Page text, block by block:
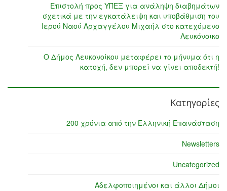
Επιστολή προς ΥΠΕΞ για ανάληψη διαβημάτων
σχετικά με την εγκατάλειψη και υποβάθμιση του
Ιερού Ναού Αρχαγγέλου Μιχαήλ στο κατεχόμενο
Λευκόνοικο
Ο Δήμος Λευκονοίκου μεταφέρει το μήνυμα ότι η
κατοχή, δεν μπορεί να γίνει αποδεκτή!
Κατηγορίες
200 χρόνια από την Ελληνική Επανάσταση
Newsletters
Uncategorized
Αδελφοποιημένοι και άλλοι Δήμοι